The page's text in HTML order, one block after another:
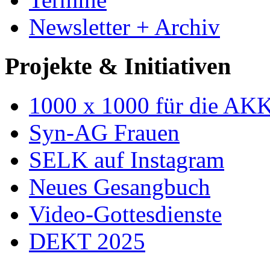
Newsletter + Archiv
Projekte & Initiativen
1000 x 1000 für die
Syn-AG Frauen
SELK auf Instagram
Neues Gesangbuch
Video-Gottesdienste
DEKT 2025